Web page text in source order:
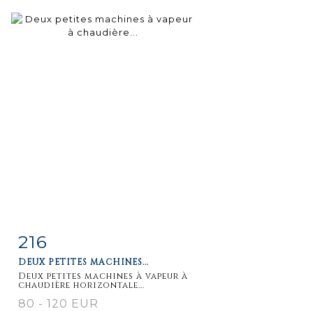
216
DEUX PETITES MACHINES...
Deux petites machines à vapeur à
chaudière horizontale...
80 - 120 EUR